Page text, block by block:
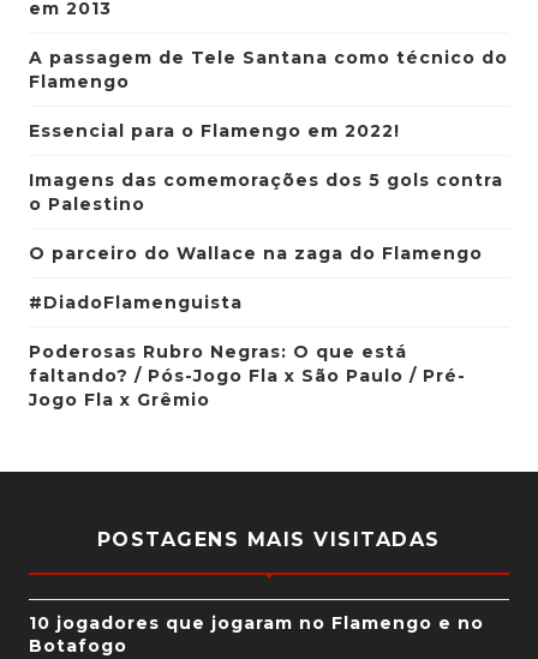
em 2013
A passagem de Tele Santana como técnico do
Flamengo
Essencial para o Flamengo em 2022!
Imagens das comemorações dos 5 gols contra
o Palestino
O parceiro do Wallace na zaga do Flamengo
#DiadoFlamenguista
Poderosas Rubro Negras: O que está
faltando? / Pós-Jogo Fla x São Paulo / Pré-
Jogo Fla x Grêmio
POSTAGENS MAIS VISITADAS
10 jogadores que jogaram no Flamengo e no
Botafogo